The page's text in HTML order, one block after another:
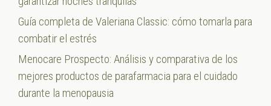
Guía completa de Valeriana Classic: cómo tomarla para
combatir el estrés
Menocare Prospecto: Análisis y comparativa de los
mejores productos de parafarmacia para el cuidado
durante la menopausia